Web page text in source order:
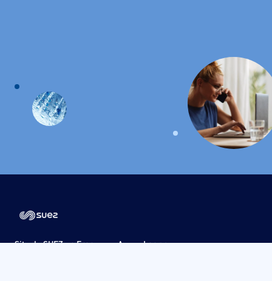
Site de SUEZ en France Acceo Langues